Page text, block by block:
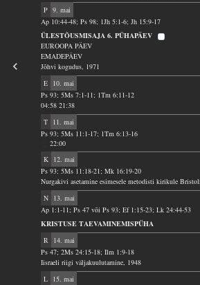
P 9. mai
Ap 10:44-48; Ps 98; 1Jh 5:1-6; Jh 15:9-17
ÜLESTÕUSMISAJA 6. PÜHAPÄEV
EUROOPA PÄEV
EMADEPÄEV
Jõhvi kogudus, 1971
E 10. mai
Ps 93; 5Ms 7:1-11; 1Tm 6:11-12
04:58 21:38
T 11. mai
Ps 93; 5Ms 11:1-17; 1Tm 6:13-16
22:00
K 12. mai
Ps 93; 5Ms 11:18-21; Mk 16:19-20
Nurgakivi asetamine esimesele metodisti kirikule
N 13. mai
Ap 1:1-11; Ps 47 või Ps 93; Ef 1:15-23; Lk 24:44-53
KRISTUSE TAEVAMINEMISPÜHA
R 14. mai
Ps 47; 2Ms 24:15-18; Ilm 1:9-18
Iisraeli riigi väljakuulutamine, 1948
L 15. mai